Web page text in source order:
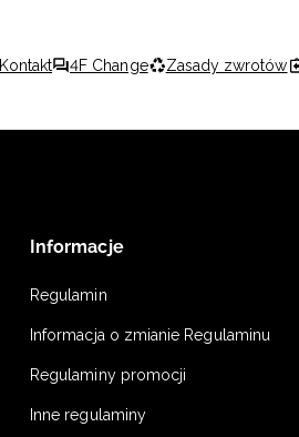
Kontakt 4F Change Zasady zwrotów
Informacje
Regulamin
Informacja o zmianie Regulaminu
Regulaminy promocji
Inne regulaminy